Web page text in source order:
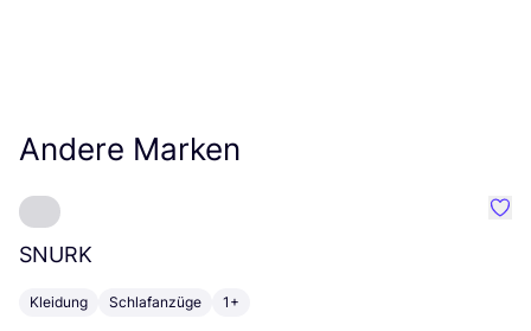
Andere Marken
SNURK
Kleidung Schlafanzüge 1+